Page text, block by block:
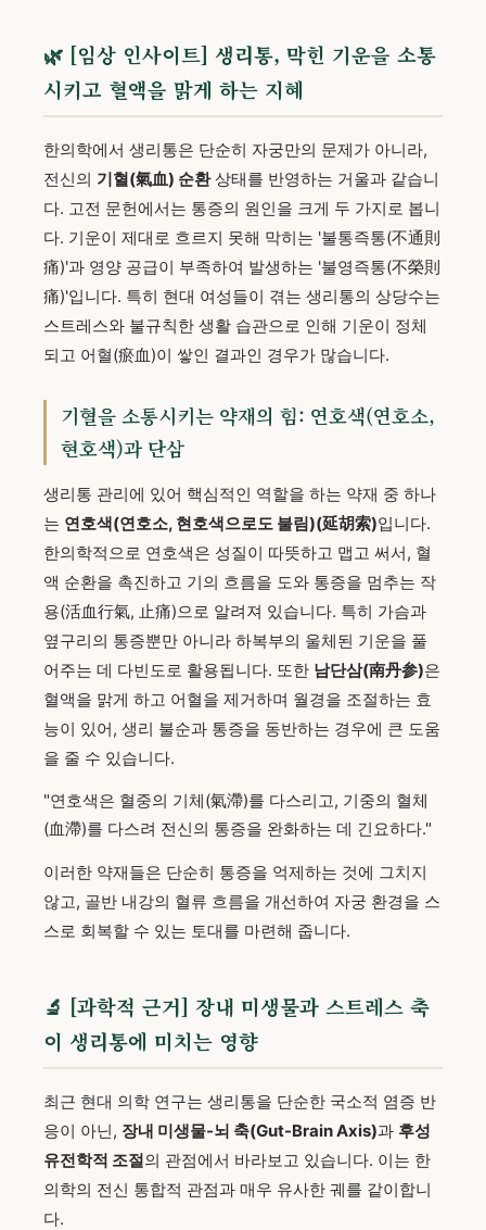
🌿 [임상 인사이트] 생리통, 막힌 기운을 소통
시키고 혈액을 맑게 하는 지혜
한의학에서 생리통은 단순히 자궁만의 문제가 아니라,
전신의 기혈(氣血) 순환상태를 반영하는 거울과 같습니
다. 고전 문헌에서는 통증의 원인을 크게 두 가지로 봅니
다. 기운이 제대로 흐르지 못해 막히는 '불통즉통(不通則
痛)'과 영양 공급이 부족하여 발생하는 '불영즉통(不榮則
痛)'입니다. 특히 현대 여성들이 겪는 생리통의 상당수는
스트레스와 불규칙한 생활 습관으로 인해 기운이 정체
되고 어혈(瘀血)이 쌓인 결과인 경우가 많습니다.
기혈을 소통시키는 약재의 힘: 연호색(연호소,
현호색)과 단삼
생리통 관리에 있어 핵심적인 역할을 하는 약재 중 하나
는 연호색(연호소, 현호색으로도 불림)(延胡索)입니다.
한의학적으로 연호색은 성질이 따뜻하고 맵고 써서, 혈
액 순환을 촉진하고 기의 흐름을 도와 통증을 멈추는 작
용(活血行氣, 止痛)으로 알려져 있습니다. 특히 가슴과
옆구리의 통증뿐만 아니라 하복부의 울체된 기운을 풀
어주는 데 다빈도로 활용됩니다. 또한 남단삼(南丹参)은
혈액을 맑게 하고 어혈을 제거하며 월경을 조절하는 효
능이 있어, 생리 불순과 통증을 동반하는 경우에 큰 도움
을 줄 수 있습니다.
"연호색은 혈중의 기체(氣滯)를 다스리고, 기중의 혈체
(血滯)를 다스려 전신의 통증을 완화하는 데 긴요하다."
이러한 약재들은 단순히 통증을 억제하는 것에 그치지
않고, 골반 내강의 혈류 흐름을 개선하여 자궁 환경을 스
스로 회복할 수 있는 토대를 마련해 줍니다.
🔬 [과학적 근거] 장내 미생물과 스트레스 축
이 생리통에 미치는 영향
최근 현대 의학 연구는 생리통을 단순한 국소적 염증 반
응이 아닌, 장내 미생물-뇌 축(Gut-Brain Axis)과 후성
유전학적 조절의 관점에서 바라보고 있습니다. 이는 한
의학의 전신 통합적 관점과 매우 유사한 궤를 같이합니
다.